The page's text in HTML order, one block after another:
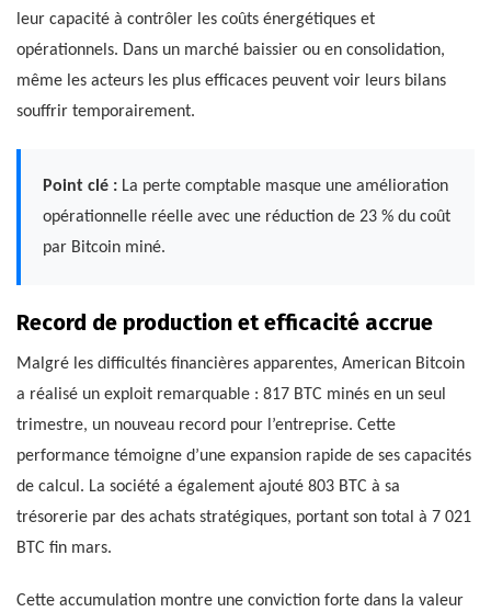
leur capacité à contrôler les coûts énergétiques et
opérationnels. Dans un marché baissier ou en consolidation,
même les acteurs les plus efficaces peuvent voir leurs bilans
souffrir temporairement.
Point clé : La perte comptable masque une amélioration
opérationnelle réelle avec une réduction de 23 % du coût
par Bitcoin miné.
Record de production et efficacité accrue
Malgré les difficultés financières apparentes, American Bitcoin
a réalisé un exploit remarquable : 817 BTC minés en un seul
trimestre, un nouveau record pour l’entreprise. Cette
performance témoigne d’une expansion rapide de ses capacités
de calcul. La société a également ajouté 803 BTC à sa
trésorerie par des achats stratégiques, portant son total à 7 021
BTC fin mars.
Cette accumulation montre une conviction forte dans la valeur